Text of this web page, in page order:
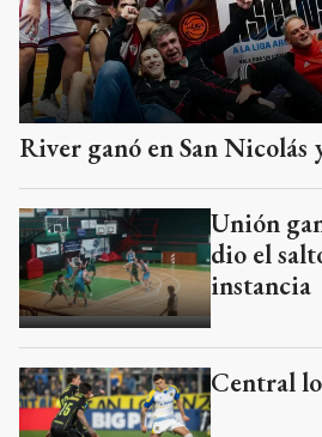
River ganó en San Nicolás
Unión
dio el
instancia
Central